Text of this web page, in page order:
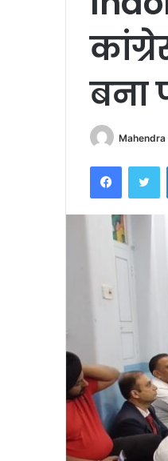
बना
Mahendra